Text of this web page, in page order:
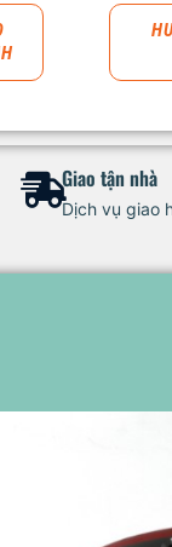
Giao tận nhà
Dịch vụ giao